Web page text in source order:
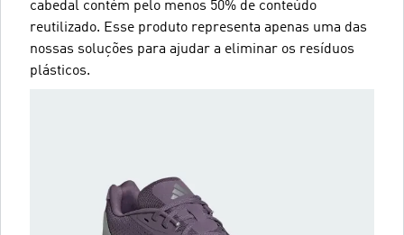
cabedal contém pelo menos 50% de conteúdo
reutilizado. Esse produto representa apenas uma das
nossas soluções para ajudar a eliminar os resíduos
plásticos.